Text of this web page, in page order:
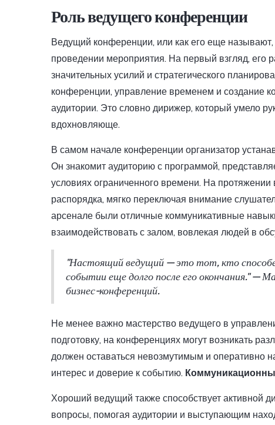
Роль ведущего конференции
Ведущий конференции, или как его еще называют,
проведении мероприятия. На первый взгляд, его
значительных усилий и стратегического
конференции, управление временем и создание
аудитории. Это словно дирижер, который умело
вдохновляюще.
В самом начале конференции организатор
Он знакомит аудиторию с программой,
условиях ограниченного времени. На
распорядка, мягко переключая внимание
арсенале были отличные коммуникативные
взаимодействовать с залом, вовлекая людей в
"Настоящий ведущий — это тот, кто
событии еще долго после его окончания." —
бизнес-конференций.
Не менее важно мастерство ведущего в
подготовку, на конференциях могут возникать
должен оставаться невозмутимым и оперативно
интерес и доверие к событию.
Хороший ведущий также способствует активной
вопросы, помогая аудитории и выступающим